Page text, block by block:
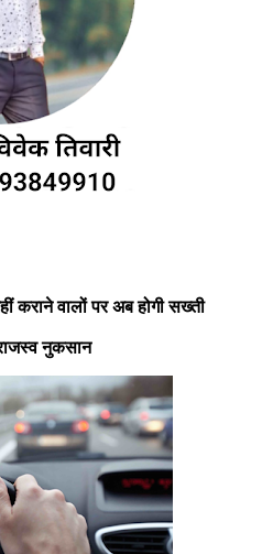
कराने वालों पर अब होगी सख्ती
नुकसान